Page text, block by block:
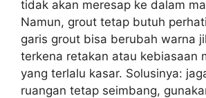
tidak akan meresap ke dalam
Namun, grout tetap butuh
garis grout bisa berubah warna
terkena retakan atau kebiasaan
yang terlalu kasar. Solusinya:
ruangan tetap seimbang,